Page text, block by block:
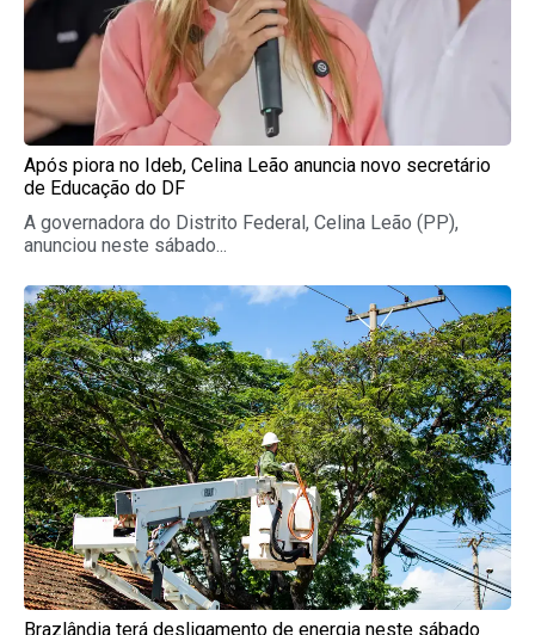
Após piora no Ideb, Celina Leão anuncia novo secretário
de Educação do DF
A governadora do Distrito Federal, Celina Leão (PP),
anunciou neste sábado...
Brazlândia terá desligamento de energia neste sábado